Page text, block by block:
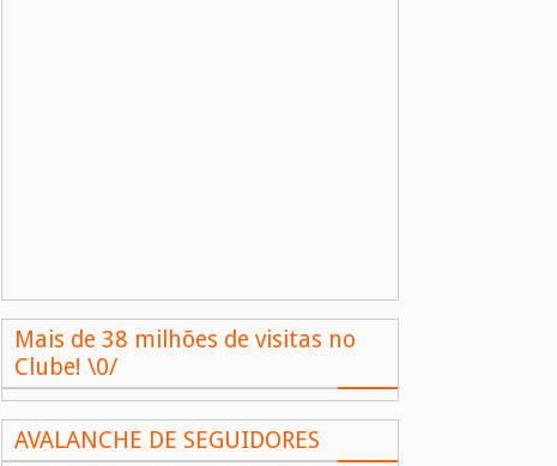
Mais de 38 milhões de visitas no
Clube! \0/
AVALANCHE DE SEGUIDORES